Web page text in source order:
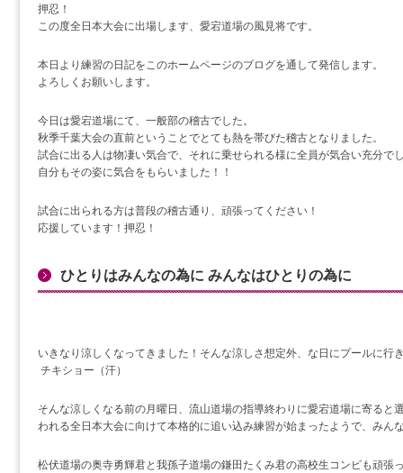
押忍！
この度全日本大会に出場します、愛宕道場の風見将です。
本日より練習の日記をこのホームページのブログを通して発信します。
よろしくお願いします。
今日は愛宕道場にて、一般部の稽古でした。
秋季千葉大会の直前ということでとても熱を帯びた稽古となりました。
試合に出る人は物凄い気合で、それに乗せられる様に全員が気合い充分で
自分もその姿に気合をもらいました！！
試合に出られる方は普段の稽古通り、頑張ってください！
応援しています！押忍！
ひとりはみんなの為に みんなはひとりの為に
いきなり涼しくなってきました！そんな涼しさ想定外、な日にプールに行
チキショー（汗）
そんな涼しくなる前の月曜日、流山道場の指導終わりに愛宕道場に寄ると
われる全日本大会に向けて本格的に追い込み練習が始まったようで、みん
松伏道場の奥寺勇輝君と我孫子道場の鎌田たくみ君の高校生コンビも頑張